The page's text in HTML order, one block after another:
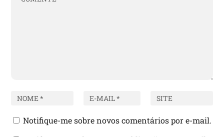
Notifique-me sobre novos comentários por e-mail.